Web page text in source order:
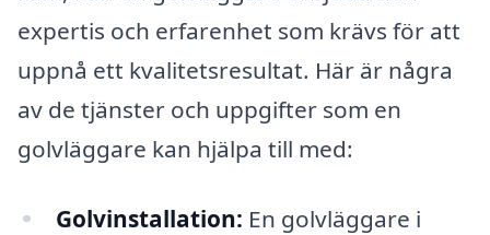
expertis och erfarenhet som krävs för att
uppnå ett kvalitetsresultat. Här är några
av de tjänster och uppgifter som en
golvläggare kan hjälpa till med:
Golvinstallation: En golvläggare i